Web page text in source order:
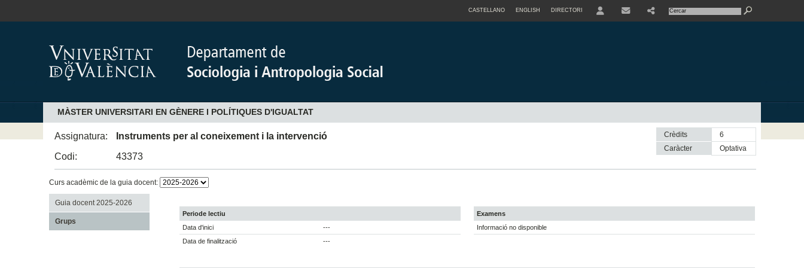
CASTELLANO ENGLISH DIRECTORI
MÀSTER UNIVERSITARI EN GÈNERE I POLÍTIQUES D'IGUALTAT
Assignatura:
Instruments per al coneixement i la intervenció
Codi:
43373
Crèdits
6
Caràcter
optativa
Curs acadèmic de la guia docent:
Guia docent 2025-2026
Grups
Periode lectiu
Data d'inici
---
Data de finalització
---
Examens
Informació no disponible